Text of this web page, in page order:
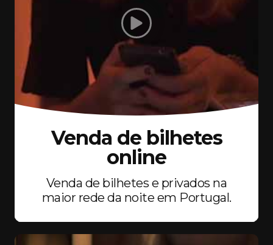
Venda de bilhetes
online
Venda de bilhetes e privados na
maior rede da noite em Portugal.